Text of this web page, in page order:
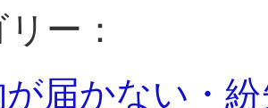
ー：
届かない・